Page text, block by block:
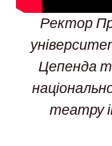
Ректор
Цепенда
театру